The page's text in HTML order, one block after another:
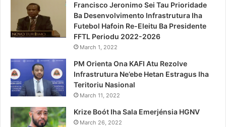
Francisco Jeronimo Sei Tau Prioridade
Ba Desenvolvimento Infrastrutura Iha
Futebol Hafoin Re-Eleitu Ba Presidente
FFTL Periodu 2022-2026
March 1, 2022
PM Orienta Ona KAFI Atu Rezolve
Infrastrutura Ne’ebe Hetan Estragus Iha
Teritoriu Nasional
March 11, 2022
Krize Boót Iha Sala Emerjénsia HGNV
March 26, 2022